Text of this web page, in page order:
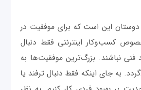
این است که برای موفقیت در
کسب‌و‌کار اینترنتی فقط دنبال
فنی نباشند. بزرگ‌ترین موفقیت‌ها به
به جای اینکه فقط دنبال ترفند یا